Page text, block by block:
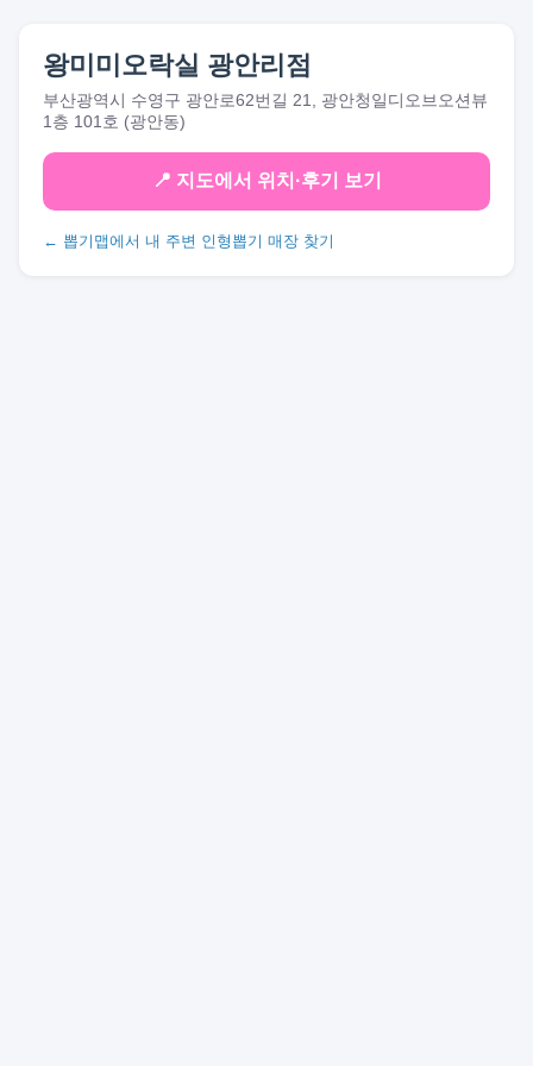
왕미미오락실 광안리점
부산광역시 수영구 광안로62번길 21, 광안청일디오브오션뷰
1층 101호 (광안동)
📍 지도에서 위치·후기 보기
← 뽑기맵에서 내 주변 인형뽑기 매장 찾기